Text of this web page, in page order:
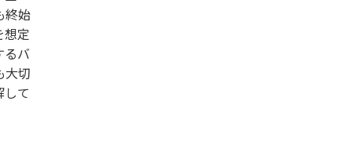
終始
想定
るバ
大切
て